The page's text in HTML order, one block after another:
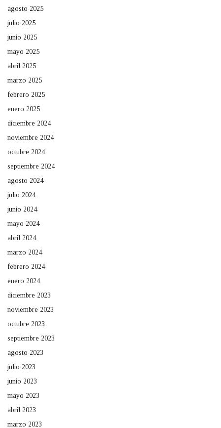
agosto 2025
julio 2025
junio 2025
mayo 2025
abril 2025
marzo 2025
febrero 2025
enero 2025
diciembre 2024
noviembre 2024
octubre 2024
septiembre 2024
agosto 2024
julio 2024
junio 2024
mayo 2024
abril 2024
marzo 2024
febrero 2024
enero 2024
diciembre 2023
noviembre 2023
octubre 2023
septiembre 2023
agosto 2023
julio 2023
junio 2023
mayo 2023
abril 2023
marzo 2023